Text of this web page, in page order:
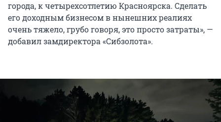
города, к четырехсотлетию Красноярска. Сделать
его доходным бизнесом в нынешних реалиях
очень тяжело, грубо говоря, это просто затраты», —
добавил замдиректора «Сибзолота».